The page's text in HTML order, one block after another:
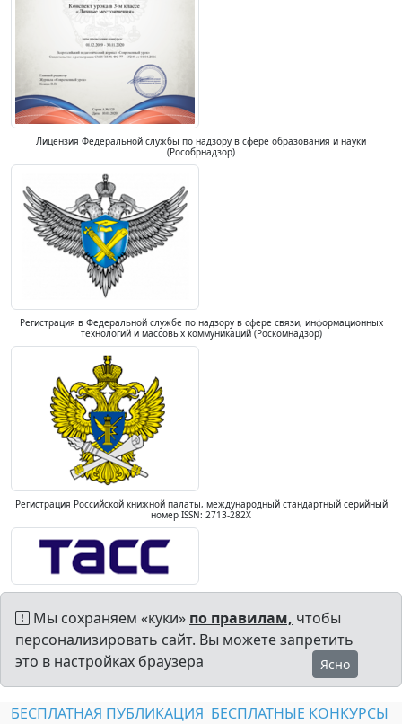
Лицензия Федеральной службы по надзору в сфере образования и науки
(Рособрнадзор)
Регистрация в Федеральной службе по надзору в сфере связи, информационных
технологий и массовых коммуникаций (Роскомнадзор)
Регистрация Российской книжной палаты, международный стандартный серийный
номер ISSN: 2713-282X
Мы сохраняем «куки» по правилам, чтобы
персонализировать сайт. Вы можете запретить
это в настройках браузера
Ясно
БЕСПЛАТНАЯ ПУБЛИКАЦИЯ БЕСПЛАТНЫЕ КОНКУРСЫ